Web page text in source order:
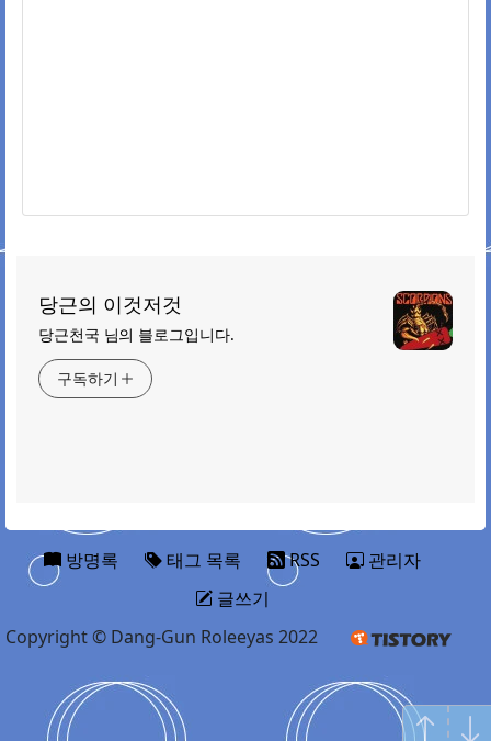
당근의 이것저것
당근천국 님의 블로그입니다.
구독하기
방명록 태그 목록 RSS
관리자
글쓰기
Copyright © Dang-Gun Roleeyas 2022